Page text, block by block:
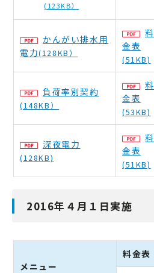
(123KB）
かんがい排水用
電力(128KB）
料
金表
(51KB)
負荷率別契約
(148KB）
料
金表
(53KB)
深夜電力
(128KB)
料
金表
(51KB)
2016年４月１日実施
メニュー
料金表